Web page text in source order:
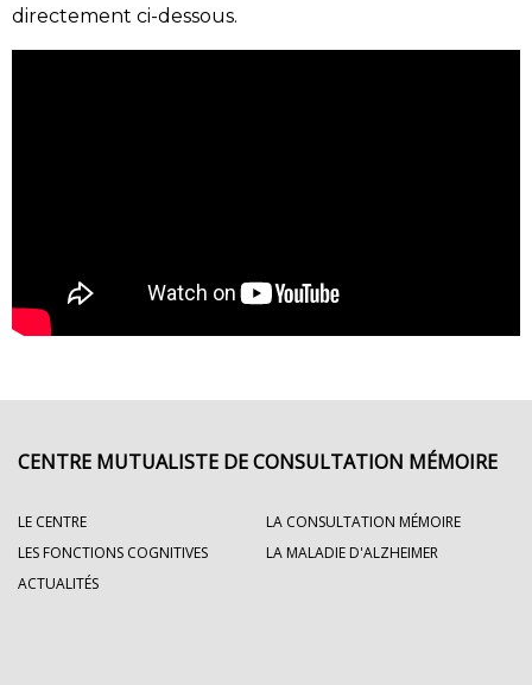
directement ci-dessous.
CENTRE MUTUALISTE DE CONSULTATION MÉMOIRE
LE CENTRE
LA CONSULTATION MÉMOIRE
LES FONCTIONS COGNITIVES
LA MALADIE D'ALZHEIMER
ACTUALITÉS